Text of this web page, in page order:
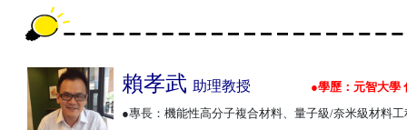
賴孝武 助理教授 ●學歷：元智大學
●專長：機能性高分子複合材料、量子級/奈米級材料工